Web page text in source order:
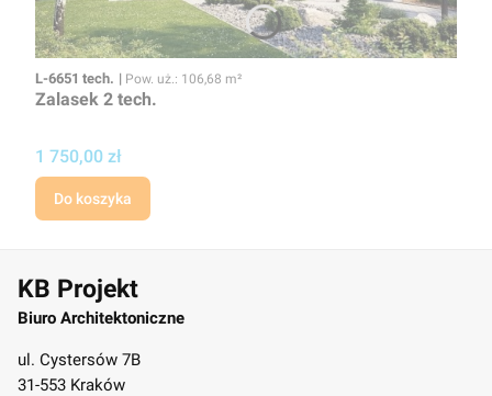
Kod
L-6651 tech. Powierzchnia użytkowa
Pow. uż.: 106,68 m²
Zalasek 2 tech.
Cena projektu
1 750,00 zł
Do koszyka
KB Projekt
Biuro Architektoniczne
ul. Cystersów 7B
31-553 Kraków